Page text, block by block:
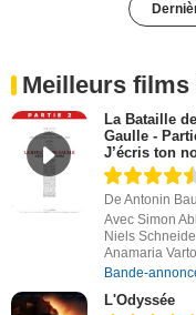
Meilleurs films
La Bataille de
Gaulle -
J’écris ton
De Antonin
Avec Simon
Niels
Anamaria
Bande-
L'Odyssée